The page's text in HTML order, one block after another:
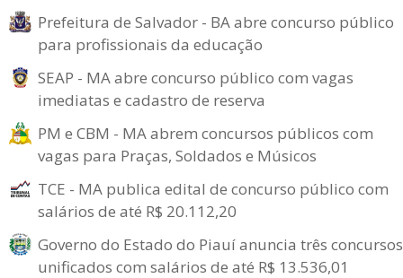
Prefeitura de Salvador - BA abre concurso público
para profissionais da educação
SEAP - MA abre concurso público com vagas
imediatas e cadastro de reserva
PM e CBM - MA abrem concursos públicos com
vagas para Praças, Soldados e Músicos
TCE - MA publica edital de concurso público com
salários de até R$ 20.112,20
Governo do Estado do Piauí anuncia três concursos
unificados com salários de até R$ 13.536,01